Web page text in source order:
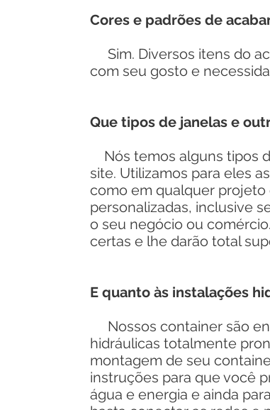
Cores e padrões de
Sim. Diversos itens do
com seu gosto e
Que tipos de janelas e
Nós temos alguns tipos
site. Utilizamos para eles
como em qualquer projeto
personalizadas, inclusive
o seu negócio ou
certas e lhe darão total
E quanto às instalações
Nossos container são
hidráulicas totalmente
montagem de seu
instruções para que você
água e energia e ainda